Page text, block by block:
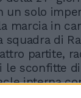
un solo
marcia in
squadra di
partite,
le sconfitte
interna